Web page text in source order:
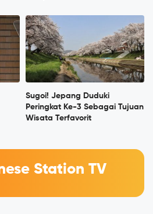
Sugoi! Jepang Duduki
Peringkat Ke-3 Sebagai Tujuan
Wisata Terfavorit
Station TV